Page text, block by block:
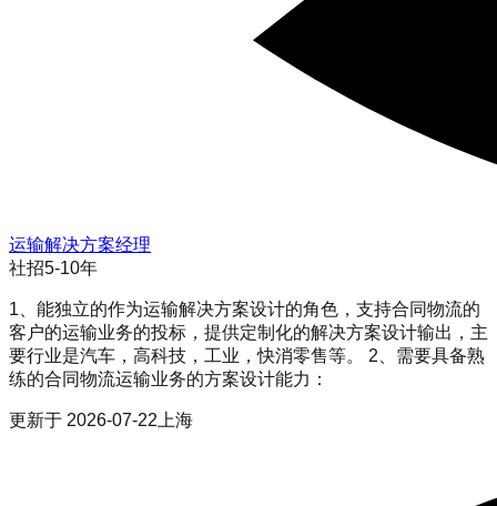
运输解决方案经理
社招5-10年
1、能独立的作为运输解决方案设计的角色，支持合同物流的
客户的运输业务的投标，提供定制化的解决方案设计输出，主
要行业是汽车，高科技，工业，快消零售等。 2、需要具备熟
练的合同物流运输业务的方案设计能力：
更新于 2026-07-22 上海